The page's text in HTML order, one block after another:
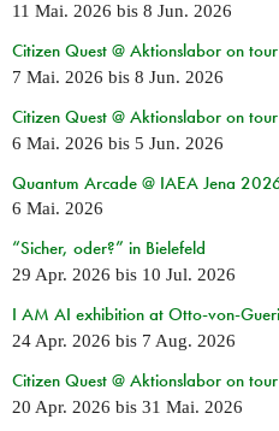
11 Mai. 2026 bis 8 Jun. 2026
Citizen Quest @ Aktionslabor on
7 Mai. 2026 bis 8 Jun. 2026
Citizen Quest @ Aktionslabor on
6 Mai. 2026 bis 5 Jun. 2026
Quantum Arcade @ IAEA Jena
6 Mai. 2026
“Sicher, oder?” in Bielefeld
29 Apr. 2026 bis 10 Jul. 2026
I AM AI exhibition at Otto-von-
24 Apr. 2026 bis 7 Aug. 2026
Citizen Quest @ Aktionslabor on
20 Apr. 2026 bis 31 Mai. 2026